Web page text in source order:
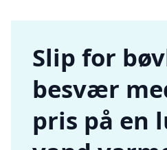
Slip for
besvær
pris på en